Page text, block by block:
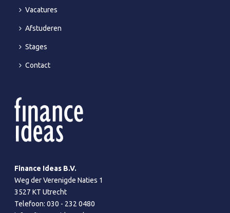
Vacatures
Afstuderen
Stages
Contact
Finance Ideas B.V.
Weg der Verenigde Naties 1
3527 KT Utrecht
Telefoon:030 - 232 0480